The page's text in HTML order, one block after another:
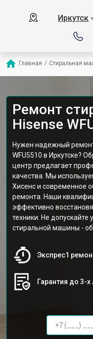
Иркутск
Главная / Стиральная
Ремонт
Hisense
Нужен надежный
WFU5510 в Иркутске?
центр предлагает
качества. Мы
Хисенс и современное
ремонта. Наши
эффективно
техники. Не
стиральной машины -
Экспрес1
Гарантия до 3-х